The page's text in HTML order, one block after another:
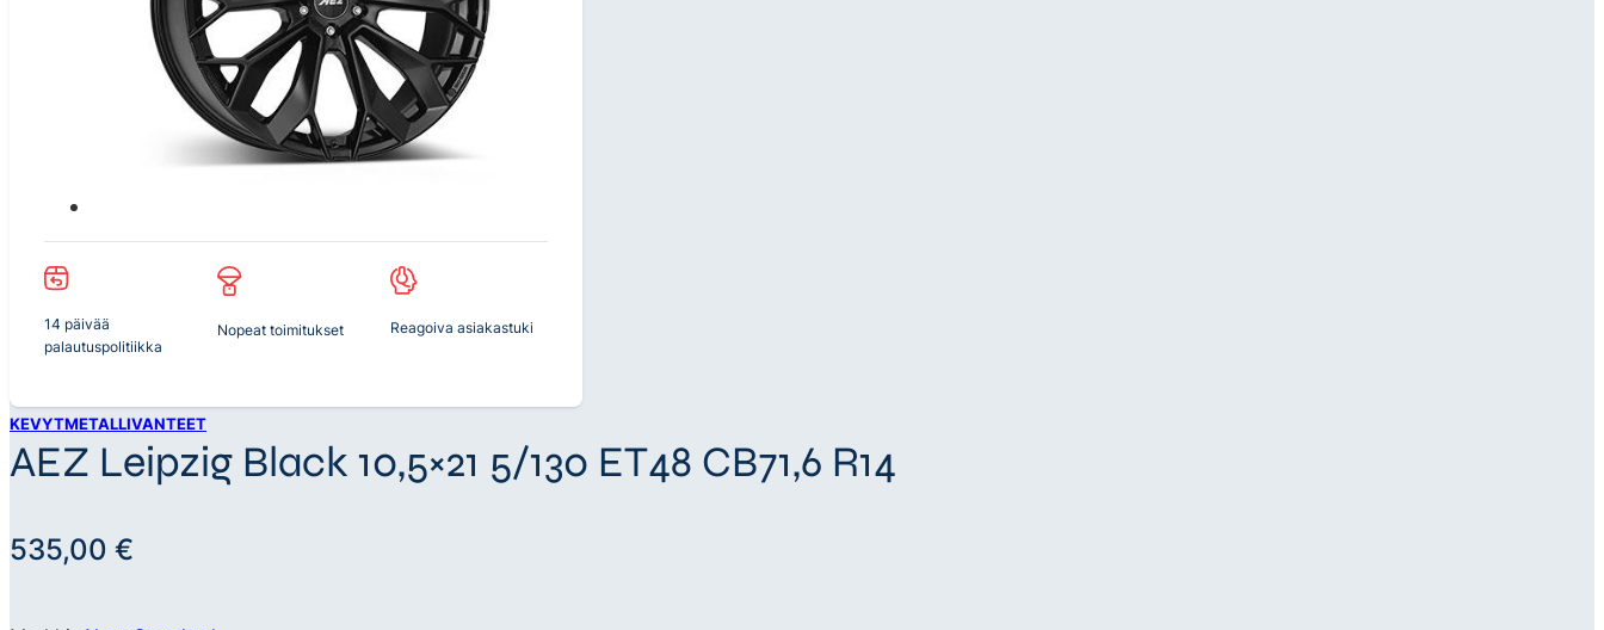
14 päivää
palautuspolitiikka
Nopeat toimitukset Reagoiva asiakastuki
KEVYTMETALLIVANTEET
AEZ Leipzig Black 10,5×21 5/130 ET48 CB71,6 R14
535,00 €